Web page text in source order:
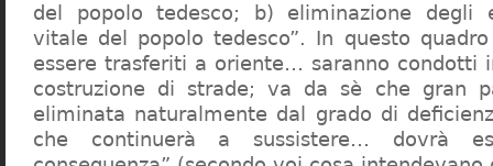
del popolo tedesco; b) eliminazione degli
vitale del popolo tedesco”. In questo
essere trasferiti a oriente… saranno condotti
costruzione di strade; va da sè che gran
eliminata naturalmente dal grado di
che continuerà a sussistere… dovrà